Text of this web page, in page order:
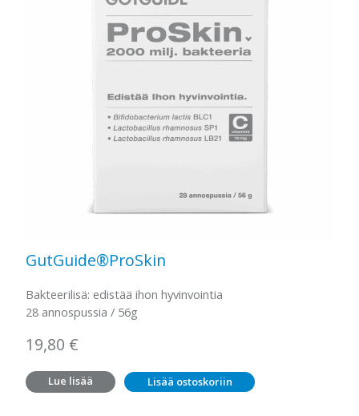
GutGuide®ProSkin
Bakteerilisä: edistää ihon hyvinvointia
28 annospussia / 56g
19,80 €
Lue lisää Lisää ostoskoriin